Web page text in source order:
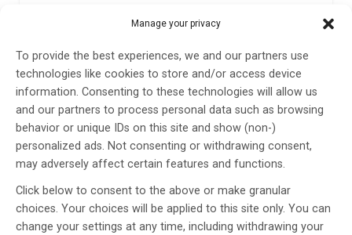
Manage your privacy
To provide the best experiences, we and our partners use
technologies like cookies to store and/or access device
information. Consenting to these technologies will allow us
and our partners to process personal data such as browsing
behavior or unique IDs on this site and show (non-)
personalized ads. Not consenting or withdrawing consent,
may adversely affect certain features and functions.
Click below to consent to the above or make granular
choices. Your choices will be applied to this site only. You can
change your settings at any time, including withdrawing your